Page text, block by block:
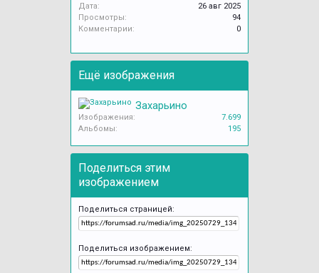
Дата:
26 авг 2025
Просмотры:
94
Комментарии:
0
Ещё изображения
Захарьино
Изображения:
7.699
Альбомы:
195
Поделиться этим
изображением
Поделиться страницей:
Поделиться изображением: